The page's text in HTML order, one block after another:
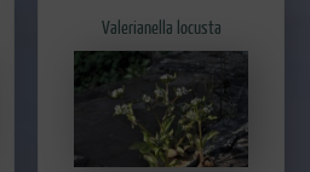
Valerianella locusta